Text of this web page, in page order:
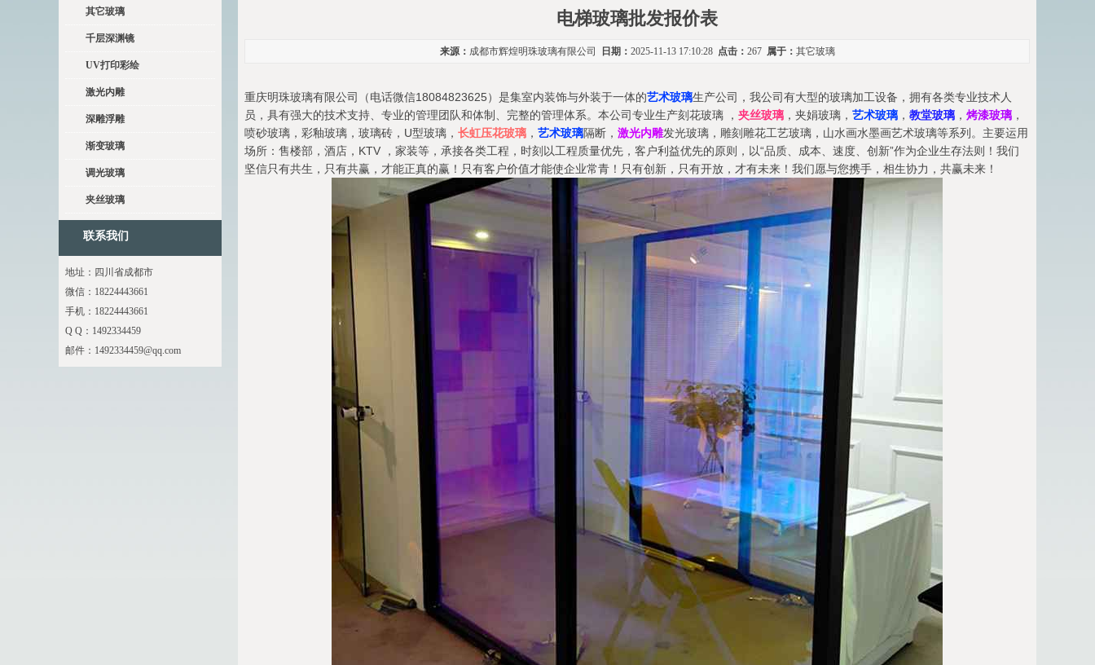
其它玻璃
千层深渊镜
UV打印彩绘
激光内雕
深雕浮雕
渐变玻璃
调光玻璃
夹丝玻璃
联系我们
地址：四川省成都市
微信：18224443661
手机：18224443661
Q Q：1492334459
邮件： 1492334459@qq.com
电梯玻璃批发报价表
来源： 成都市辉煌明珠玻璃有限公司 日期： 2025-11-13 17:10:28 点击： 267 属于： 其它玻璃
重庆明珠玻璃有限公司（电话微信18084823625）是集室内装饰与外装于一体的艺术玻璃生产公司，我公司有大型的玻璃加工设备，拥有各类专业技术人
员，具有强大的技术支持、专业的管理团队和体制、完整的管理体系。本公司专业生产刻花玻璃 ， 夹丝玻璃 ，夹娟玻璃， 艺术玻璃 ， 教堂玻璃 ， 烤漆玻璃 ，
喷砂玻璃，彩釉玻璃，玻璃砖，U型玻璃， 长虹压花玻璃 ， 艺术玻璃隔断， 激光内雕发光玻璃，雕刻雕花工艺玻璃，山水画水墨画艺术玻璃等系列。主要运用
场所：售楼部，酒店，KTV ，家装等，承接各类工程，时刻以工程质量优先，客户利益优先的原则，以“品质、成本、速度、创新”作为企业生存法则！我们
坚信只有共生，只有共赢，才能正真的赢！只有客户价值才能使企业常青！只有创新，只有开放，才有未来！我们愿与您携手，相生协力，共赢未来！